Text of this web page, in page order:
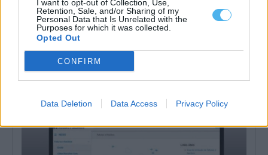
I want to opt-out of Collection, Use,
Retention, Sale, and/or Sharing of my
Personal Data that Is Unrelated with the
Purposes for which it was collected.
Opted Out
CONFIRM
Data Deletion Data Access Privacy Policy
Catalyxx anuncia fábrica de 120 milhões de euros em Sines
com obras previstas para 2026
A Catalyxx anunciou esta quarta-feira a instalação da sua primeira
fábrica à escala comercial...